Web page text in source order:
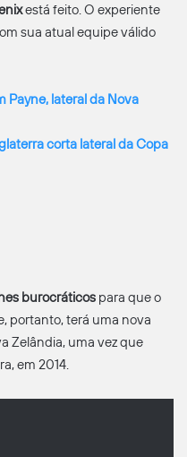
está feito. O experiente
sua atual equipe válido
Payne, lateral da Nova
corta lateral da Copa
burocráticos para que o
portanto, terá uma nova
Zelândia, uma vez que
em 2014.